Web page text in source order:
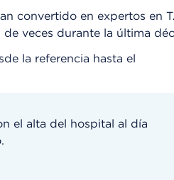
convertido en expertos en
veces durante la última
la referencia hasta el
el alta del hospital al día